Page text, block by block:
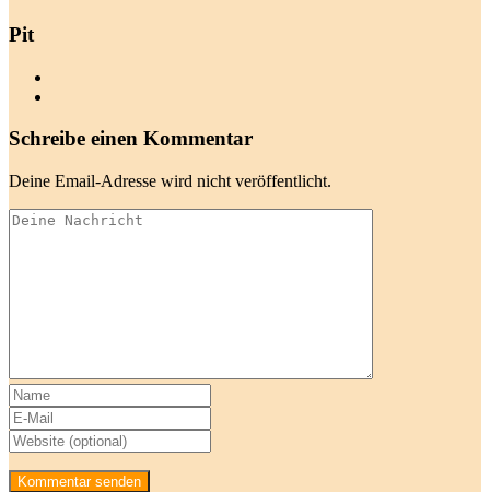
Pit
Schreibe einen Kommentar
Deine Email-Adresse wird nicht veröffentlicht.